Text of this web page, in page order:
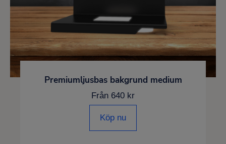
Premiumljusbas bakgrund medium
Från 640 kr
Köp nu